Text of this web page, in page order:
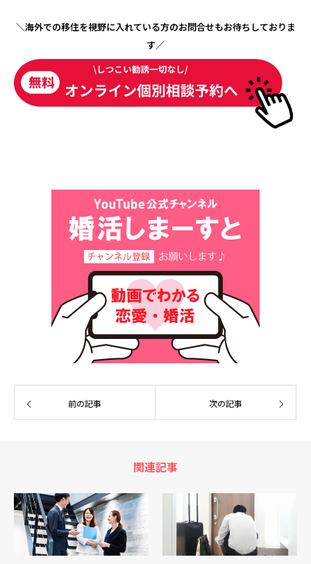
＼海外での移住を視野に入れている方のお問合せもお待ちしておりま
す／
前の記事 次の記事
関連記事